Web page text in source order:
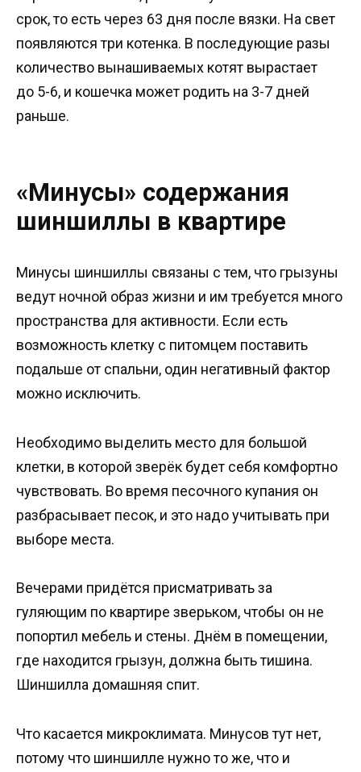
срок, то есть через 63 дня после вязки. На свет
появляются три котенка. В последующие разы
количество вынашиваемых котят вырастает
до 5-6, и кошечка может родить на 3-7 дней
раньше.
«Минусы» содержания
шиншиллы в квартире
Минусы шиншиллы связаны с тем, что грызуны
ведут ночной образ жизни и им требуется много
пространства для активности. Если есть
возможность клетку с питомцем поставить
подальше от спальни, один негативный фактор
можно исключить.
Необходимо выделить место для большой
клетки, в которой зверёк будет себя комфортно
чувствовать. Во время песочного купания он
разбрасывает песок, и это надо учитывать при
выборе места.
Вечерами придётся присматривать за
гуляющим по квартире зверьком, чтобы он не
попортил мебель и стены. Днём в помещении,
где находится грызун, должна быть тишина.
Шиншилла домашняя спит.
Что касается микроклимата. Минусов тут нет,
потому что шиншилле нужно то же, что и